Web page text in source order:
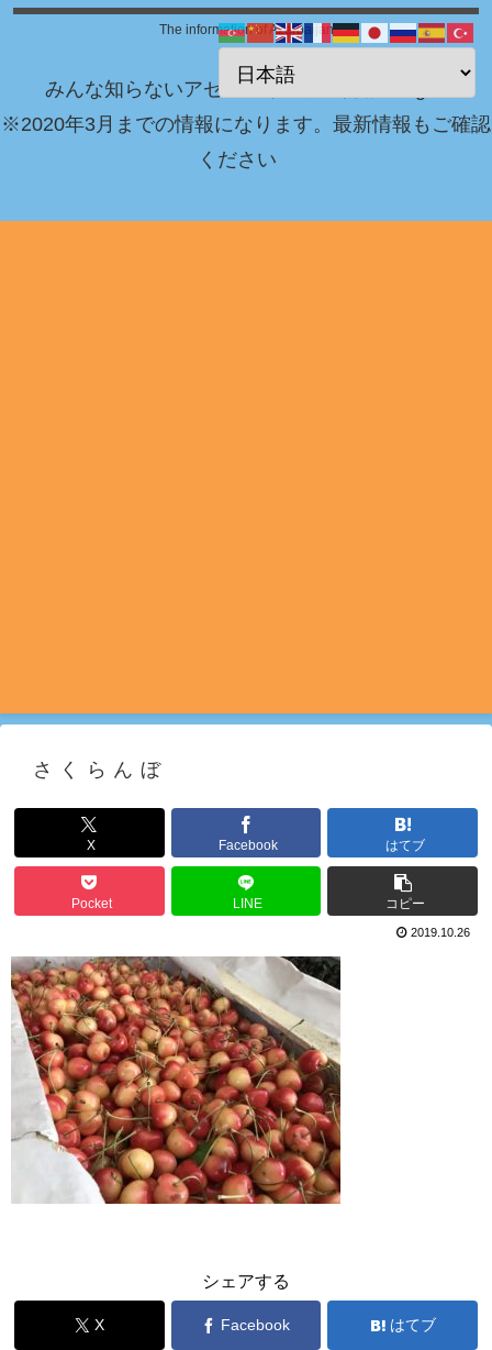
The information of Azerbaijan
みんな知らないアゼルバイジャン情報 Blog！
※2020年3月までの情報になります。最新情報もご確認
ください
さくらんぼ
X Facebook はてブ
Pocket LINE コピー
2019.10.26
シェアする
X Facebook はてブ